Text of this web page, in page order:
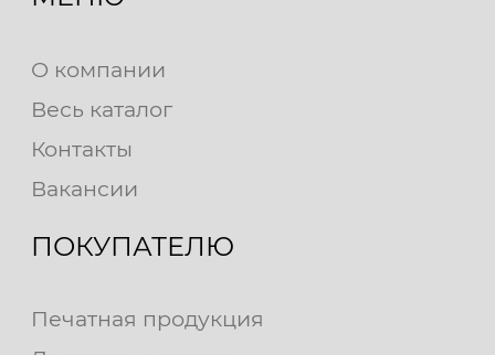
О компании
Весь каталог
Контакты
Вакансии
ПОКУПАТЕЛЮ
Печатная продукция